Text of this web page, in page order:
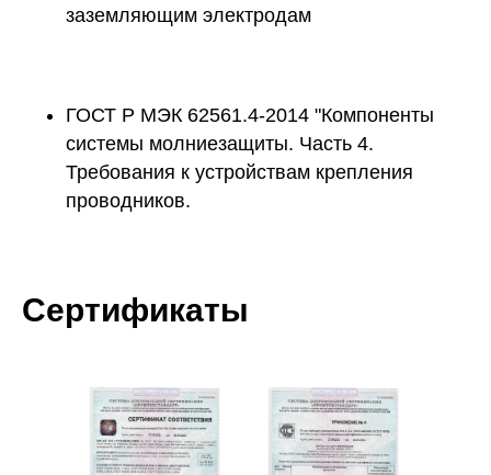
заземляющим электродам
ГОСТ Р МЭК 62561.4-2014 "Компоненты
системы молниезащиты. Часть 4.
Требования к устройствам крепления
проводников.
Сертификаты